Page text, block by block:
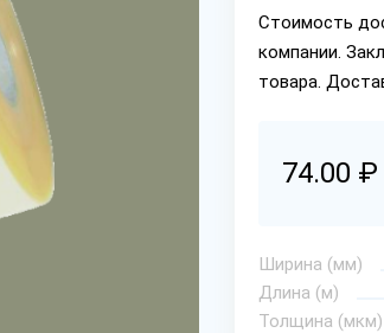
Стоимость
компании.
товара.
74.00 ₽
Ширина (мм)
Длина (м)
Толщина (мкм)